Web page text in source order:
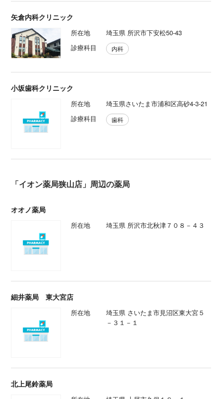
矢倉内科クリニック
所在地
埼玉県 所沢市下安松50-43
診療科目
内科
小坂歯科クリニック
所在地
埼玉県さいたま市浦和区高砂4-3-21
診療科目
歯科
「イオン薬局狭山店」周辺の薬局
オオノ薬局
所在地 埼玉県 所沢市北秋津７０８－４３
細井薬局 東大宮店
所在地
埼玉県 さいたま市見沼区東大宮５
－３１－１
北上尾鈴薬局